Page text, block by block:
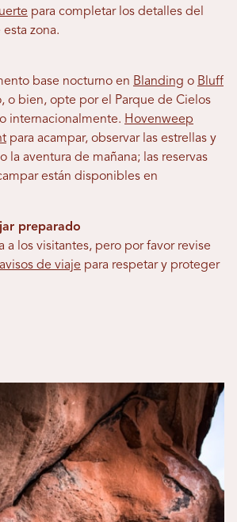
para completar los detalles del
zona.
base nocturno en Blanding o Bluff
o bien, opte por el Parque de Cielos
internacionalmente. Hovenweep
para acampar, observar las estrellas y
la aventura de mañana; las reservas
están disponibles en
preparado
a los visitantes, pero por favor revise
de viaje para respetar y proteger